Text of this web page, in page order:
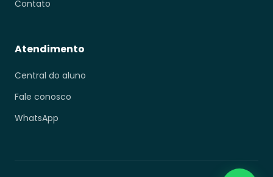
Contato
Atendimento
Central do aluno
Fale conosco
WhatsApp